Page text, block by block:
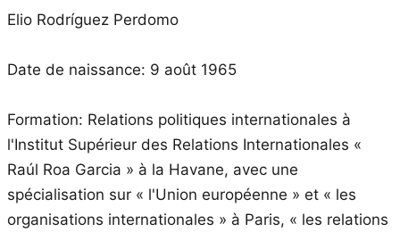
Elio Rodríguez Perdomo
Date de naissance: 9 août 1965
Formation: Relations politiques internationales à
l'Institut Supérieur des Relations Internationales «
Raúl Roa Garcia » à la Havane, avec une
spécialisation sur « l'Union européenne » et « les
organisations internationales » à Paris, « les relations